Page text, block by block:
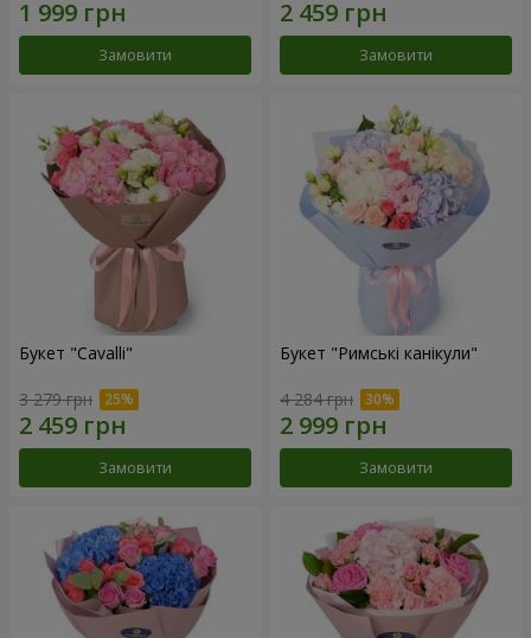
Замовити Замовити
Букет "Cаvalli"
3 279 грн
Замовити
Букет "Римські канікули"
4 284 грн
Замовити